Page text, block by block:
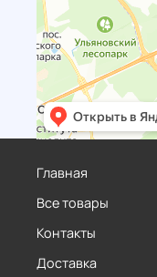
Главная
Все товары
Контакты
Доставка